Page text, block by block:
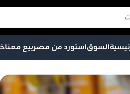
السوقاستورد من مصربيع معنا